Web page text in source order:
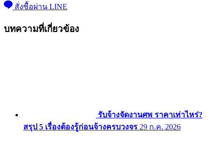
สั่งซื้อผ่าน LINE
บทความที่เกี่ยวข้อง
รับจ้างจัดงานศพ ราคาเท่าไหร่?
สรุป 5 เรื่องต้องรู้ก่อนจ้างครบวงจร 29 ก.ค. 2026